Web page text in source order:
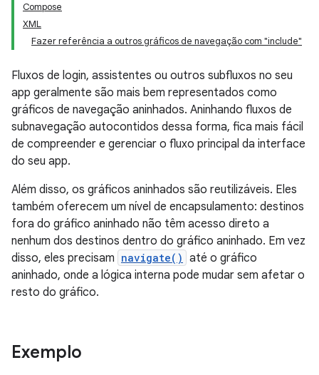
Compose
XML
Fazer referência a outros gráficos de navegação com "include"
Fluxos de login, assistentes ou outros subfluxos no seu
app geralmente são mais bem representados como
gráficos de navegação aninhados. Aninhando fluxos de
subnavegação autocontidos dessa forma, fica mais fácil
de compreender e gerenciar o fluxo principal da interface
do seu app.
Além disso, os gráficos aninhados são reutilizáveis. Eles
também oferecem um nível de encapsulamento: destinos
fora do gráfico aninhado não têm acesso direto a
nenhum dos destinos dentro do gráfico aninhado. Em vez
disso, eles precisam navigate() até o gráfico
aninhado, onde a lógica interna pode mudar sem afetar o
resto do gráfico.
Exemplo